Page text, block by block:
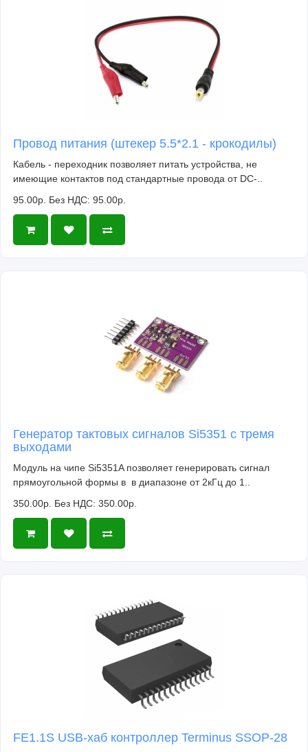
Провод питания (штекер 5.5*2.1 - крокодилы)
Кабель - переходник позволяет питать устройства, не
имеющие контактов под стандартные провода от DC-..
95.00р. Без НДС: 95.00р.
Генератор тактовых сигналов Si5351 с тремя
выходами
Модуль на чипе Si5351A позволяет генерировать сигнал
прямоугольной формы в в диапазоне от 2кГц до 1..
350.00р. Без НДС: 350.00р.
FE1.1S USB-хаб контроллер Terminus SSOP-28